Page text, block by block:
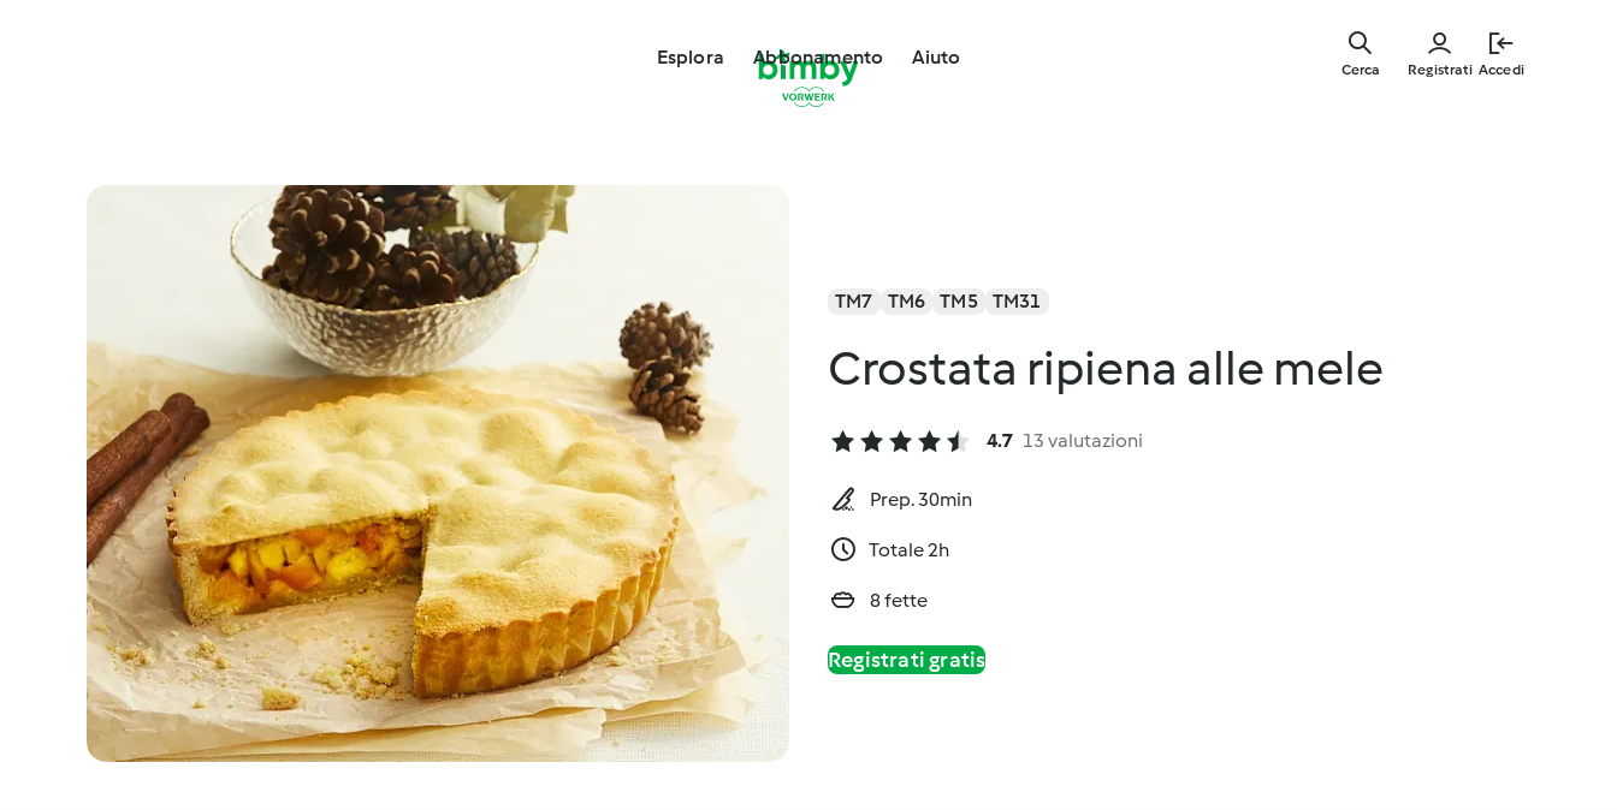
Esplora Abbonamento Aiuto
Registrati Accedi
Cerca
TM7 TM6 TM5 TM31
Crostata ripiena alle mele
4.7 13 valutazioni
Prep. 30min
Totale 2h
8 fette
Registrati gratis